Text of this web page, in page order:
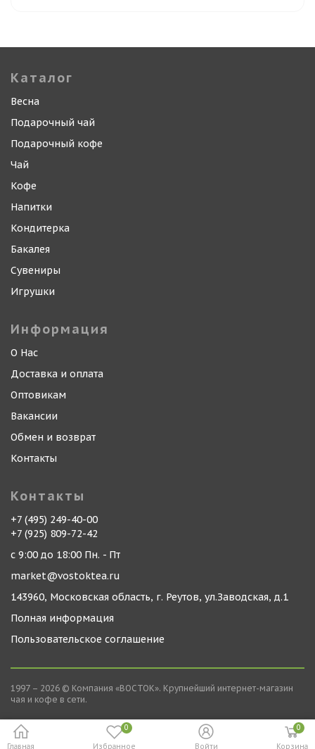
Главная
0
Избранное Войти
0
Корзина
Каталог
Весна
Подарочный чай
Подарочный кофе
Чай
Кофе
Напитки
Кондитерка
Бакалея
Сувениры
Игрушки
Информация
О Нас
Доставка и оплата
Оптовикам
Вакансии
Обмен и возврат
Контакты
Контакты
+7 (495) 249-40-00
+7 (925) 809-72-42
с 9:00 до 18:00 Пн. - Пт
market@vostoktea.ru
143960, Московская область, г. Реутов, ул.Заводская, д.1
Полная информация
Пользовательское соглашение
1997 – 2026 © Компания «ВОСТОК». Крупнейший интернет-магазин
чая и кофе в сети.